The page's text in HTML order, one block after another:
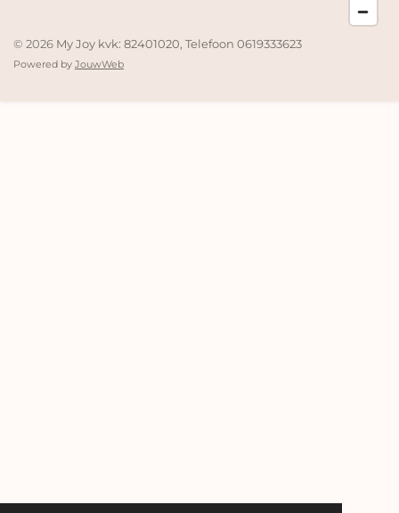
© 2026 My Joy kvk: 82401020, Telefoon 0619333623
Powered by JouwWeb